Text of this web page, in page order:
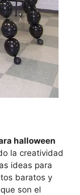
halloween
la creatividad
ideas para
baratos y
son el